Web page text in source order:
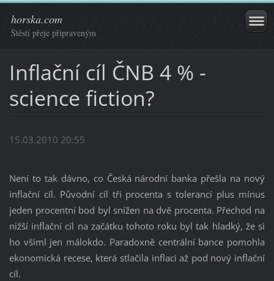
horska.com
Štěstí přeje připraveným
Inflační cíl ČNB 4 % -
science fiction?
15.03.2010 20:55
Není to tak dávno, co Česká národní banka přešla na nový
inflační cíl. Původní cíl tři procenta s tolerancí plus mínus
jeden procentní bod byl snížen na dvě procenta. Přechod na
nižší inflační cíl na začátku tohoto roku byl tak hladký, že si
ho všiml jen málokdo. Paradoxně centrální bance pomohla
ekonomická recese, která stlačila inflaci až pod nový inflační
cíl.